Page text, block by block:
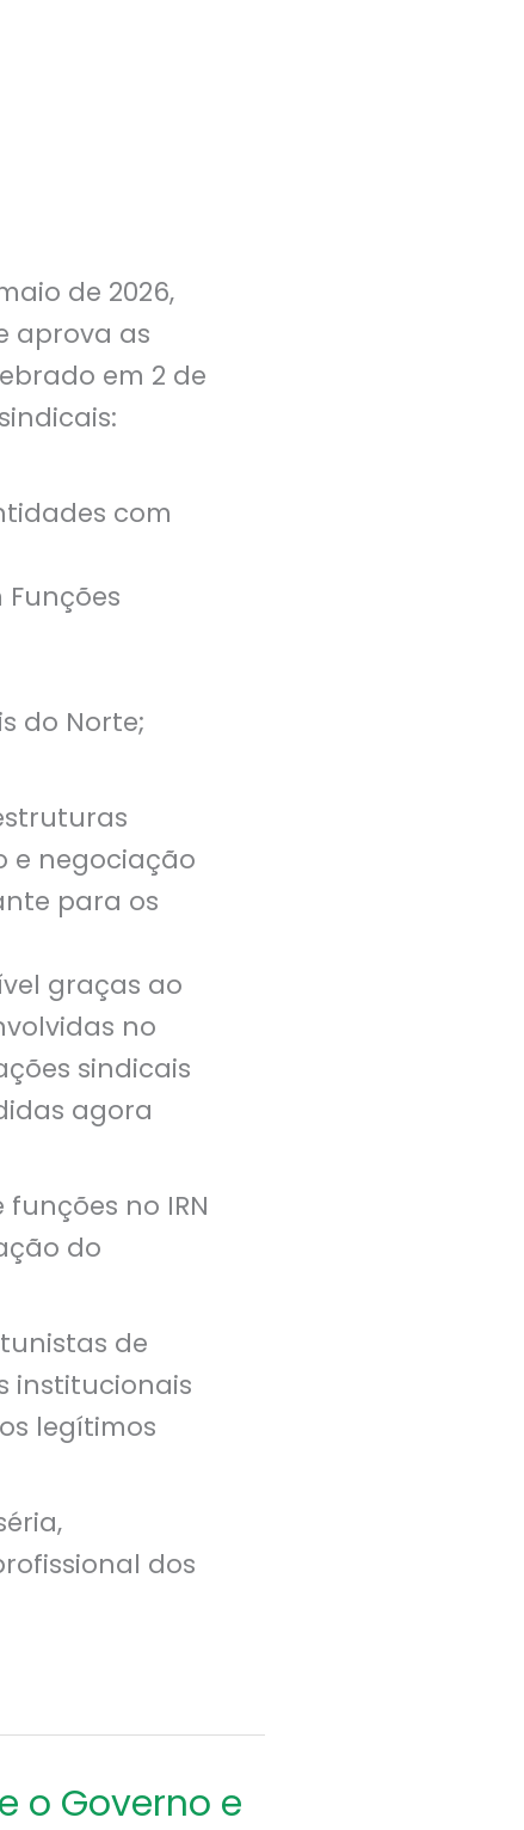
de 2026,
aprova as
em 2 de
com
do Norte;
e negociação
para os
graças ao
no
sindicais
agora
no IRN
do
de
institucionais
legítimos
dos
o Governo e